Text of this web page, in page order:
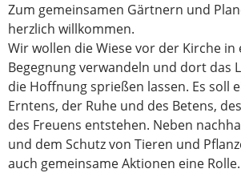
Zum gemeinsamen Gärtnern und
herzlich willkommen.
Wir wollen die Wiese vor der Kirche
Begegnung verwandeln und dort das
die Hoffnung sprießen lassen. Es soll
Erntens, der Ruhe und des Betens,
des Freuens entstehen. Neben
und dem Schutz von Tieren und
auch gemeinsame Aktionen eine Rolle.